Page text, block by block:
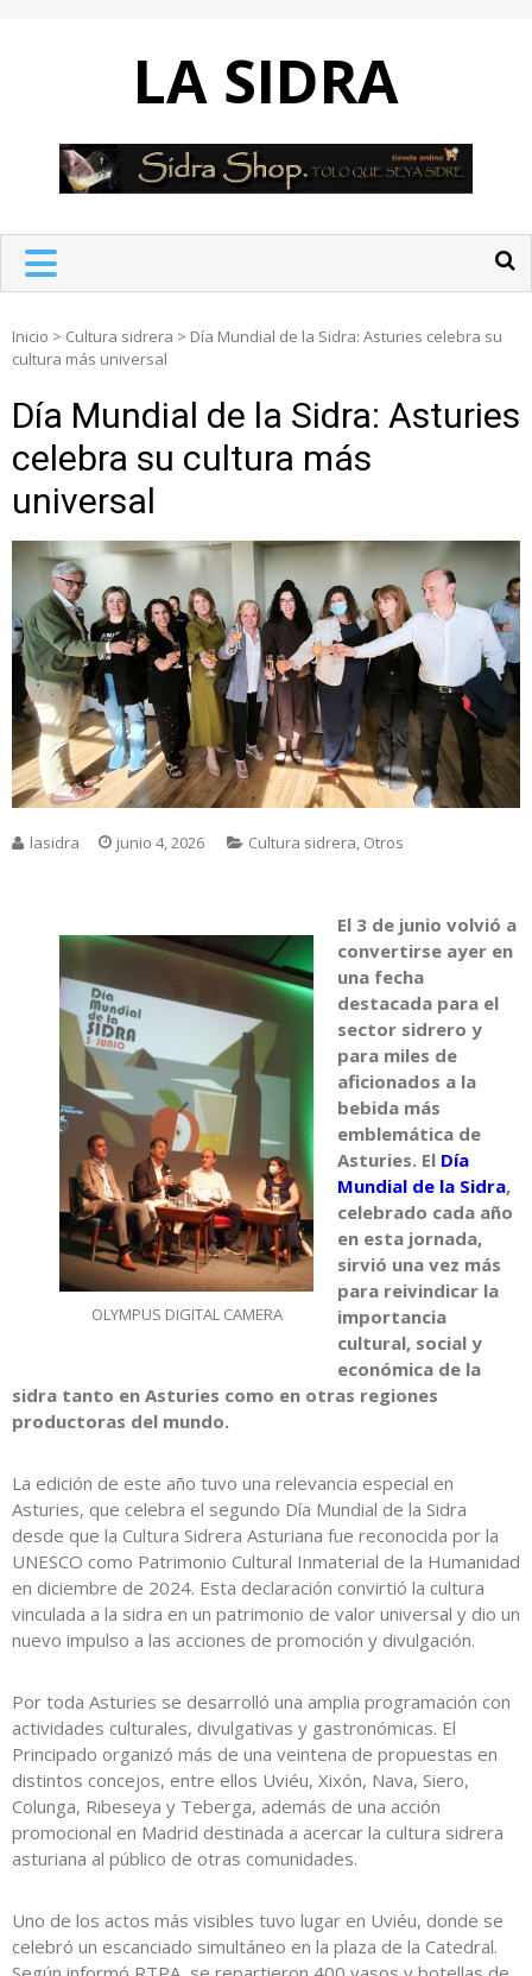
LA SIDRA
Inicio > Cultura sidrera > Día Mundial de la Sidra: Asturies celebra su
cultura más universal
Día Mundial de la Sidra: Asturies
celebra su cultura más
universal
lasidra junio 4, 2026 Cultura sidrera, Otros
OLYMPUS DIGITAL CAMERA
El 3 de junio volvió a
convertirse ayer en
una fecha
destacada para el
sector sidrero y
para miles de
aficionados a la
bebida más
emblemática de
Asturies. El Día
Mundial de la Sidra,
celebrado cada año
en esta jornada,
sirvió una vez más
para reivindicar la
importancia
cultural, social y
económica de la
sidra tanto en Asturies como en otras regiones
productoras del mundo.
La edición de este año tuvo una relevancia especial en
Asturies, que celebra el segundo Día Mundial de la Sidra
desde que la Cultura Sidrera Asturiana fue reconocida por la
UNESCO como Patrimonio Cultural Inmaterial de la Humanidad
en diciembre de 2024. Esta declaración convirtió la cultura
vinculada a la sidra en un patrimonio de valor universal y dio un
nuevo impulso a las acciones de promoción y divulgación.
Por toda Asturies se desarrolló una amplia programación con
actividades culturales, divulgativas y gastronómicas. El
Principado organizó más de una veintena de propuestas en
distintos concejos, entre ellos Uviéu, Xixón, Nava, Siero,
Colunga, Ribeseya y Teberga, además de una acción
promocional en Madrid destinada a acercar la cultura sidrera
asturiana al público de otras comunidades.
Uno de los actos más visibles tuvo lugar en Uviéu, donde se
celebró un escanciado simultáneo en la plaza de la Catedral.